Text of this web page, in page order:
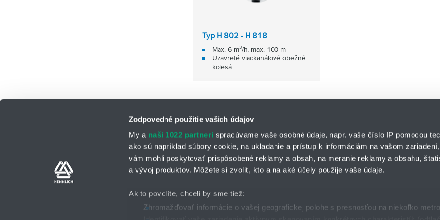
Zodpovedné použitie vašich údajov
My a naši 1022 partneri spracúvame vaše osobné údaje, napr. vaše číslo IP pomocou
ako sú napríklad súbory cookie, na ukladanie a prístup k informáciám na vašom
vám mohli poskytovať prispôsobené reklamy a obsah, na meranie reklamy a obsahu,
a vývoj produktov. Môžete si zvoliť, kto a na aké účely použije vaše údaje.
Ak to povolíte, chceli by sme tiež:
Zhromažďovať informácie o vašej geografickej polohe s presnosťou na niekoľko
Typ H 802 - H 818
Max. 6 m³/h, max. 100 m
Uzavreté viackanálové obežné
kolesá
HENNLICH s.r.o.
Košťany nad Turcom